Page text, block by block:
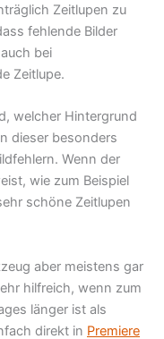
Zeitlupen zu
fehlende Bilder
bei
Zeitlupe.
welcher Hintergrund
dieser besonders
Wenn der
wie zum Beispiel
schöne Zeitlupen
aber meistens gar
hilfreich, wenn zum
länger ist als
direkt in Premiere